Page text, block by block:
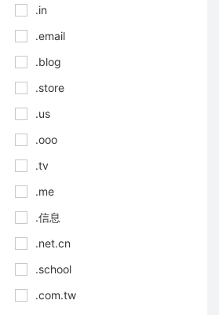
.in
.email
.blog
.store
.us
.ooo
.tv
.me
.信息
.net.cn
.school
.com.tw